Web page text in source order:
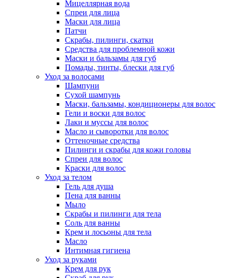
Мицеллярная вода
Спреи для лица
Маски для лица
Патчи
Скрабы, пилинги, скатки
Средства для проблемной кожи
Маски и бальзамы для губ
Помады, тинты, блески для губ
Уход за волосами
Шампуни
Сухой шампунь
Маски, бальзамы, кондиционеры для волос
Гели и воски для волос
Лаки и муссы для волос
Масло и сыворотки для волос
Оттеночные средства
Пилинги и скрабы для кожи головы
Спреи для волос
Краски для волос
Уход за телом
Гель для душа
Пена для ванны
Мыло
Скрабы и пилинги для тела
Соль для ванны
Крем и лосьоны для тела
Масло
Интимная гигиена
Уход за руками
Крем для рук